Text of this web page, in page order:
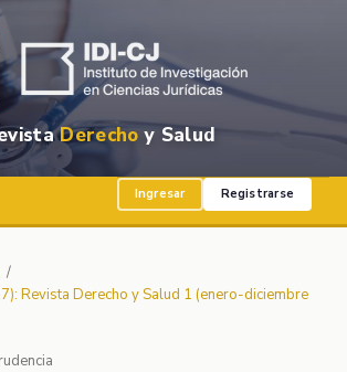
Derecho y Salud
Ingresar Registrarse
/
Revista Derecho y Salud 1 (enero-diciembre